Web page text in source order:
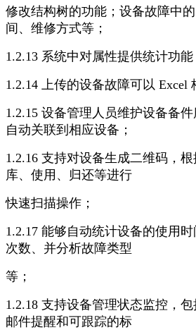
修改结构树的功能；设备故障中
间、维修方式等；
1.2.13 系统中对属性提供统计功能
1.2.14 上传的设备故障可以 Excel
1.2.15 设备管理人员维护设备备
自动关联到相应设备；
1.2.16 支持对设备生成二维码，
库、使用、归还等进行
快速扫描操作；
1.2.17 能够自动统计设备的使用
次数、并分析故障类型
等；
1.2.18 支持设备管理状态监控，
邮件提醒和可跟踪的标